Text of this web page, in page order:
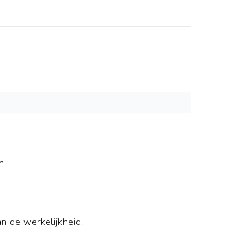
de werkelijkheid.